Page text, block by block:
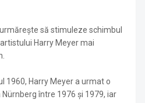
să stimuleze schimbul
Harry Meyer mai
1960, Harry Meyer a urmat o
între 1976 și 1979, iar